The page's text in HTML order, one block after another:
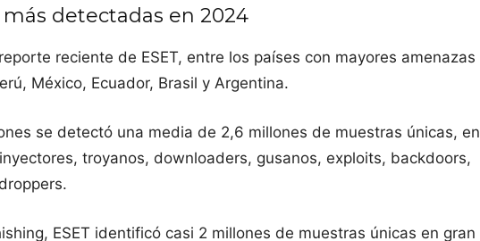
más detectadas en 2024
reciente de ESET, entre los países con mayores amenazas
México, Ecuador, Brasil y Argentina.
se detectó una media de 2,6 millones de muestras únicas, en
troyanos, downloaders, gusanos, exploits, backdoors,
ESET identificó casi 2 millones de muestras únicas en gran